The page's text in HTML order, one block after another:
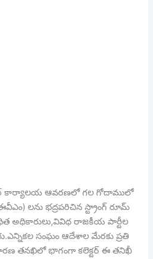
కార్యాలయ ఆవరణలో గల గోదాములో
లను భద్రపరిచిన స్ట్రాంగ్ రూమ్
అధికారులు,వివిధ రాజకీయ పార్టీల
సంఘం ఆదేశాల మేరకు ప్రతి
తనఖిలో భాగంగా కలెక్టర్ ఈ తనిఖీ